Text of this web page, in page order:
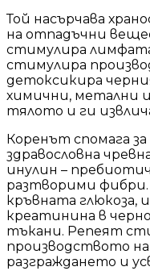
Той насърчава
на отпадъчни
стимулира
стимулира
детоксикира
химични, метални
тялото и ги
Коренът спомага
здравословна
инулин –
разтворими
кръвната глюкоза,
креатинина в
тъкани. Репеят
производството
разграждането и